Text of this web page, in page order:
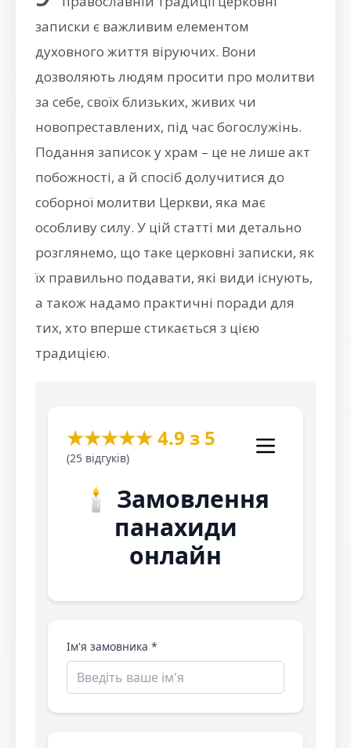
записки є важливим елементом
духовного життя віруючих. Вони
дозволяють людям просити про молитви
за себе, своїх близьких, живих чи
новопреставлених, під час богослужінь.
Подання записок у храм – це не лише акт
побожності, а й спосіб долучитися до
соборної молитви Церкви, яка має
особливу силу. У цій статті ми детально
розглянемо, що таке церковні записки, як
їх правильно подавати, які види існують,
а також надамо практичні поради для
тих, хто вперше стикається з цією
традицією.